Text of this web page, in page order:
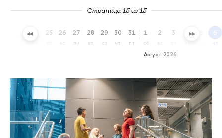
Страница 15 из 15
24 25 26 27
пн
28
вт
29
ср
30
чт
31
пт
Август 2026
1
сб
2 3 4 6
чт